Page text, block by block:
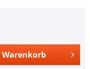
Warenkorb